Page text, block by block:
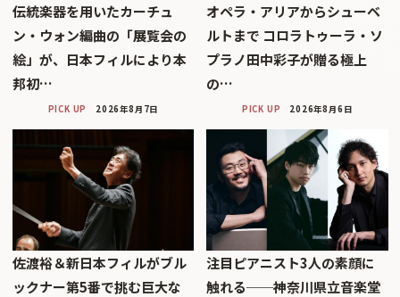
伝統楽器を用いたカーチュ
ン・ウォン編曲の「展覧会の
絵」が、日本フィルにより本
邦初…
PICK UP 2026年8月7日
オペラ・アリアからシューベ
ルトまで コロラトゥーラ・ソ
プラノ田中彩子が贈る極上
の…
PICK UP 2026年8月6日
佐渡裕＆新日本フィルがブル
ックナー第5番で挑む巨大な
注目ピアニスト3人の素顔に
触れる──神奈川県立音楽堂